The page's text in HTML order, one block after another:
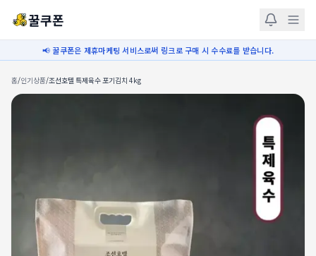
꿀쿠폰
📢 꿀쿠폰은 제휴마케팅 서비스로써 링크로 구매 시 수수료를 받습니다.
홈/인기상품/조선호텔 특제육수 포기김치 4kg